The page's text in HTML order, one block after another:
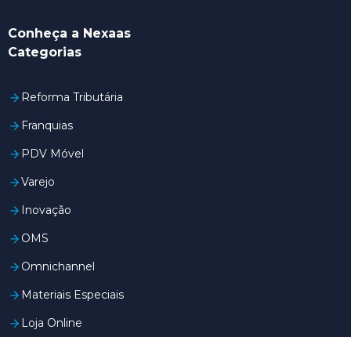
Conheça a Nexaas
Categorias
Reforma Tributária
Franquias
PDV Móvel
Varejo
Inovação
OMS
Omnichannel
Materiais Especiais
Loja Online